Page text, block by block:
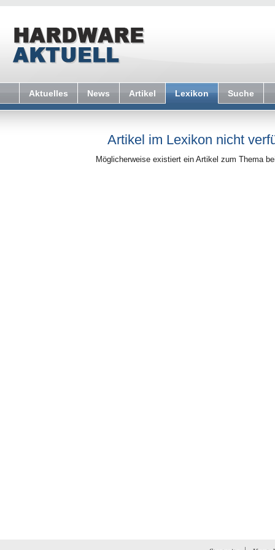
Aktuelles News Artikel Lexikon Suche
Artikel im Lexikon nicht
Möglicherweise existiert ein Artikel zum Thema